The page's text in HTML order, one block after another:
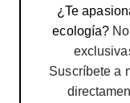
¿Te
ecología?
Suscríbete a